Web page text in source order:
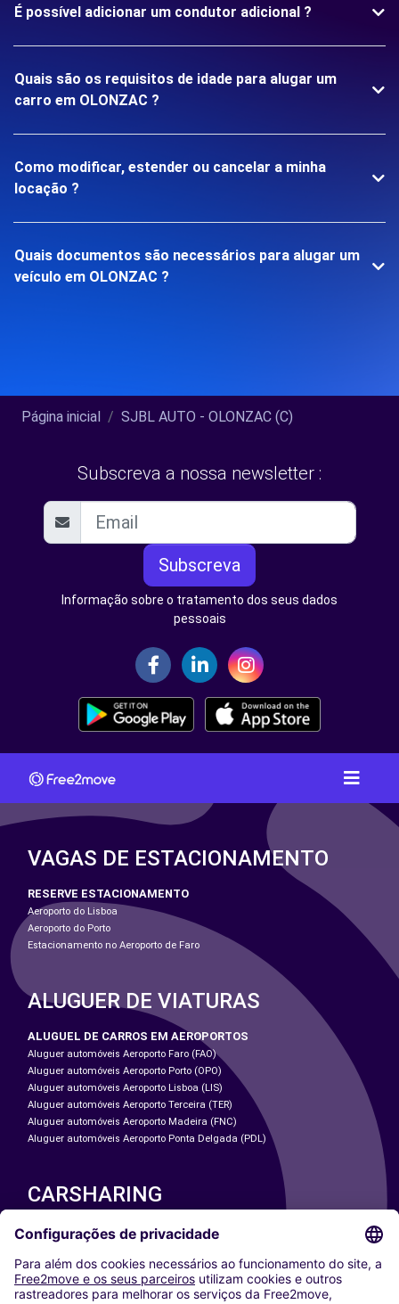
É possível adicionar um condutor adicional ?
Quais são os requisitos de idade para alugar um
carro em OLONZAC ?
Como modificar, estender ou cancelar a minha
locação ?
Quais documentos são necessários para alugar um
veículo em OLONZAC ?
Página inicial SJBL AUTO - OLONZAC (C)
Subscreva a nossa newsletter :
Subscreva
Informação sobre o tratamento dos seus dados
pessoais
VAGAS DE ESTACIONAMENTO
RESERVE ESTACIONAMENTO
Aeroporto do Lisboa
Aeroporto do Porto
Estacionamento no Aeroporto de Faro
ALUGUER DE VIATURAS
ALUGUEL DE CARROS EM AEROPORTOS
Aluguer automóveis Aeroporto Faro (FAO)
Aluguer automóveis Aeroporto Porto (OPO)
Aluguer automóveis Aeroporto Lisboa (LIS)
Aluguer automóveis Aeroporto Terceira (TER)
Aluguer automóveis Aeroporto Madeira (FNC)
Aluguer automóveis Aeroporto Ponta Delgada (PDL)
CARSHARING
NOSSAS CIDADES
Washington DC
Milan
Rome